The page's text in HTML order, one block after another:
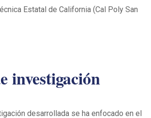
Estatal de California (Cal Poly San
investigación
desarrollada se ha enfocado en el